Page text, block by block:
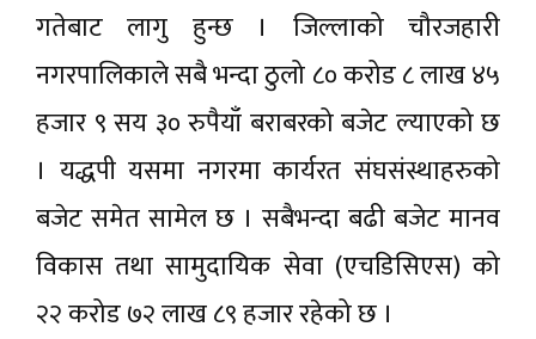
गतेबाट लागु हुन्छ । जिल्लाको चौरजहारी
नगरपालिकाले सबै भन्दा ठुलो ८० करोड ८ लाख ४५
हजार ९ सय ३० रुपैयाँ बराबरको बजेट ल्याएको छ
। यद्धपी यसमा नगरमा कार्यरत संघसंस्थाहरुको
बजेट समेत सामेल छ । सबैभन्दा बढी बजेट मानव
विकास तथा सामुदायिक सेवा (एचडिसिएस) को
२२ करोड ७२ लाख ८९ हजार रहेको छ ।